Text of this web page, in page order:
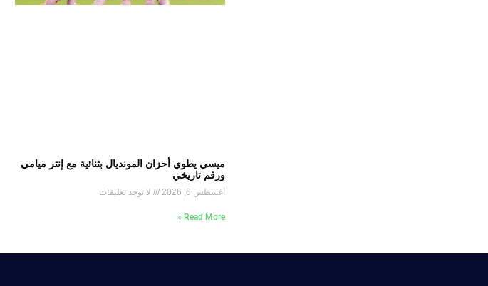
ميسي يطوي أحزان المونديال بثنائية مع إنتر ميامي
ورقم تاريخي
أغسطس 6, 2026 لا توجد تعليقات
Read More »